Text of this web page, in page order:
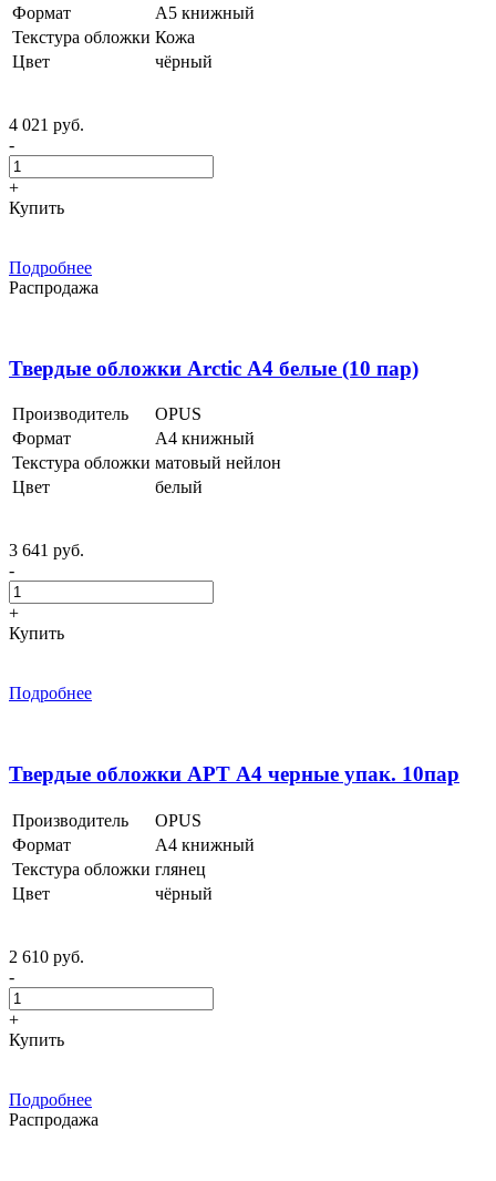
Формат
А5 книжный
Текстура обложки Кожа
Цвет
чёрный
4 021 руб.
-
+
Купить
Подробнее
Распродажа
Твердые обложки Arctic А4 белые (10 пар)
Производитель
OPUS
Формат
А4 книжный
Текстура обложки матовый нейлон
Цвет
белый
3 641 руб.
-
+
Купить
Подробнее
Твердые обложки АРТ А4 черные упак. 10пар
Производитель
OPUS
Формат
А4 книжный
Текстура обложки глянец
Цвет
чёрный
2 610 руб.
-
+
Купить
Подробнее
Распродажа